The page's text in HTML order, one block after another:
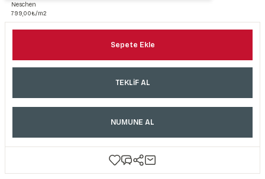
Sepete Ekle
TEKLİF AL
NUMUNE AL